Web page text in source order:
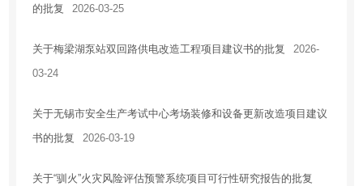
的批复
2026-03-25
关于梅梁湖泵站双回路供电改造工程项目建议书的批复
2026-
03-24
关于无锡市安全生产考试中心考场装修和设备更新改造项目建议
书的批复
2026-03-19
关于“驯火”火灾风险评估预警系统项目可行性研究报告的批复